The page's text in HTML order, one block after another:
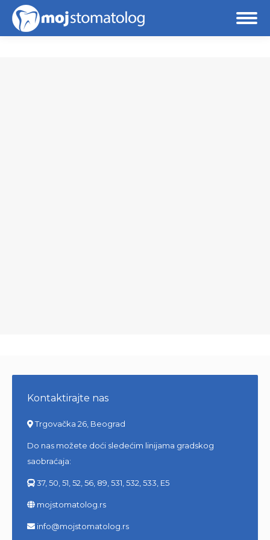
Kontaktirajte nas
Trgovačka 26, Beograd
Do nas možete doći sledećim linijama gradskog
saobraćaja:
37, 50, 51, 52, 56, 89, 531, 532, 533, E5
mojstomatolog.rs
info@mojstomatolog.rs